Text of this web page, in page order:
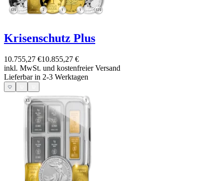
Krisenschutz Plus
10.755,27 €10.855,27 €
inkl. MwSt. und kostenfreier Versand
Lieferbar in 2-3 Werktagen